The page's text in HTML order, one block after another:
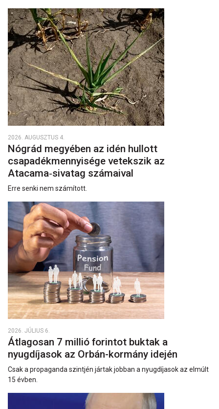
2026. AUGUSZTUS 4.
Nógrád megyében az idén hullott
csapadékmennyisége vetekszik az
Atacama‑sivatag számaival
Erre senki nem számított.
2026. JÚLIUS 6.
Átlagosan 7 millió forintot buktak a
nyugdíjasok az Orbán-kormány idején
Csak a propaganda szintjén jártak jobban a nyugdíjasok az elmúlt
15 évben.